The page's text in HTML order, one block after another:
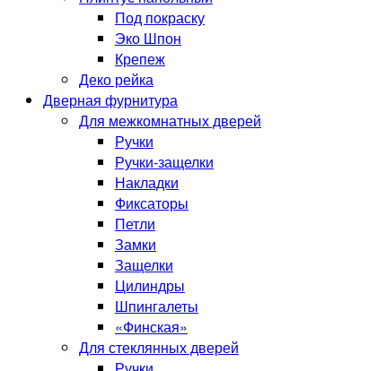
Под покраску
Эко Шпон
Крепеж
Деко рейка
Дверная фурнитура
Для межкомнатных дверей
Ручки
Ручки-защелки
Накладки
Фиксаторы
Петли
Замки
Защелки
Цилиндры
Шпингалеты
«Финская»
Для стеклянных дверей